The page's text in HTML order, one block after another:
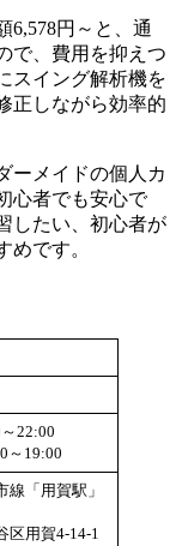
6,578円～と、通
で、費用を抑えつ
スイング解析機を
正しながら効率的
ーメイドの個人カ
心者でも安心で
したい、初心者が
めです。
22:00
～19:00
線「用賀駅」
区用賀4-14-1